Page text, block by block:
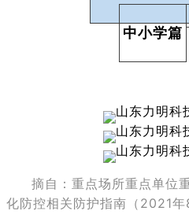
中小学篇
摘自：重点场所重点单位
化防控相关防护指南（2021年